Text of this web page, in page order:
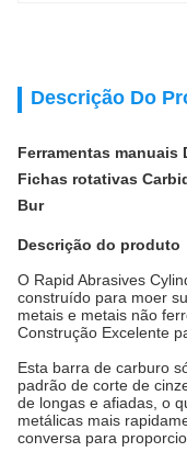
Descrição Do
Ferramentas
Fichas rotativas
Bur
Descrição do produto
O Rapid Abrasives
construído para moer
metais e metais não
Construção Excelente
Esta barra de carburo
padrão de corte de
de longas e afiadas, o
metálicas mais
conversa para